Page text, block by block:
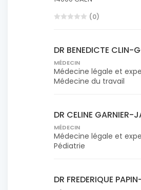
(0)
DR BENEDICTE CLIN-
MÉDECIN
Médecine légale et
Médecine du travail
DR CELINE GARNIER-
MÉDECIN
Médecine légale et
Pédiatrie
DR FREDERIQUE